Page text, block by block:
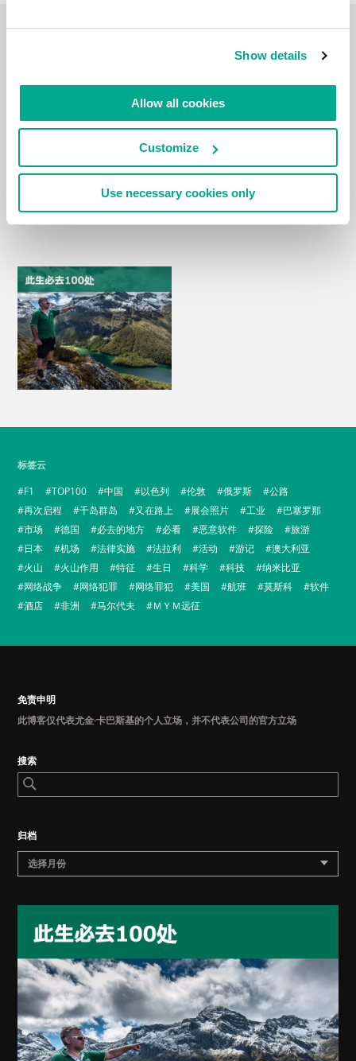
Show details
Allow all cookies
Customize
Use necessary cookies only
标签云
F1
TOP100 中国 以色列 伦敦 俄罗斯
公路
再次启程
千岛群岛 又在路上 展会照片 工业
巴塞罗那
市场
德国 必去的地方 必看 恶意软件 探险
旅游
日本
机场 法律实施 法拉利 活动 游记
澳大利亚
火山
火山作用 特征 生日 科学 科技
纳米比亚
网络战争
网络犯罪 网络罪犯 美国 航班 莫斯科
软件
酒店
非洲 马尔代夫 ＭＹＭ远征
免责申明
此博客仅代表尤金·卡巴斯基的个人立场，并不代表公司的官方立场
搜索
归档
选择月份